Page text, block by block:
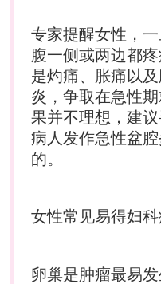
专家提醒女性，
腹一侧或两边都
是灼痛、胀痛以
炎，争取在急性
果并不理想，建
病人发作急性盆
的。
女性常见易得妇科
卵巢是肿瘤最易